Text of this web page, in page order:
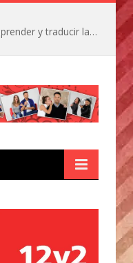
La IA está acercándonos a comprender y traducir las vocalizaciones y comportamientos de nuestras mascotas